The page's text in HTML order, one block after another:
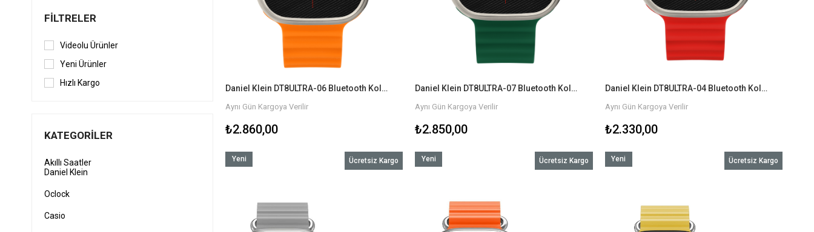
FILTRELER
Videolu Ürünler
Yeni Ürünler
Hızlı Kargo
KATEGORILER
Akıllı Saatler
Daniel Klein
Oclock
Casio
Daniel Klein DT8ULTRA-06 Bluetooth Kol Saati
Aynı Gün Kargoya Verilir
₺2.860,00
Daniel Klein DT8ULTRA-07 Bluetooth Kol Saati
Aynı Gün Kargoya Verilir
₺2.850,00
Daniel Klein DT8ULTRA-04 Bluetooth Kol Saati
Aynı Gün Kargoya Verilir
₺2.330,00
Ücretsiz Kargo
Yeni
Ücretsiz Kargo
Yeni
Ücretsiz Kargo
Yeni